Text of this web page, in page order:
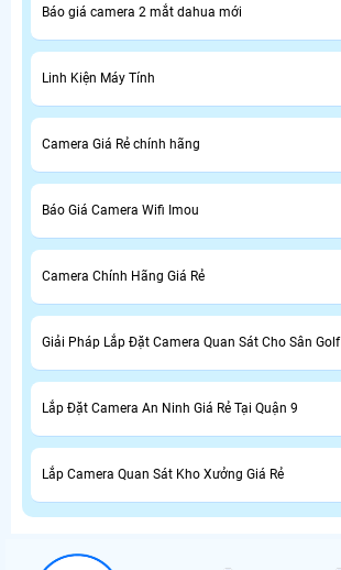
Báo giá camera 2 mắt dahua mới
Linh Kiện Máy Tính
Camera Giá Rẻ chính hãng
Báo Giá Camera Wifi Imou
Camera Chính Hãng Giá Rẻ
Giải Pháp Lắp Đặt Camera Quan Sát Cho Sân Golf
Lắp Đặt Camera An Ninh Giá Rẻ Tại Quận 9
Lắp Camera Quan Sát Kho Xưởng Giá Rẻ